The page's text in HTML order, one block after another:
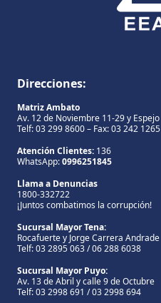
Direcciones:
Matriz Ambato
Av. 12 de Noviembre 11-29 y Espejo
Telf: 03 299 8600 – Fax: 03 242 1265
Atención Clientes: 136
WhatsApp:0996251845
Llama a Denuncias
1800-332722
¡Juntos combatimos la corrupción!
Sucursal Mayor Tena:
Rocafuerte y Jorge Carrera Andrade
Telf: 03 2895 063 / 06 288 6038
Sucursal Mayor Puyo:
Av. 13 de Abril y calle 9 de Octubre
Telf: 03 2998 691 / 03 2998 694